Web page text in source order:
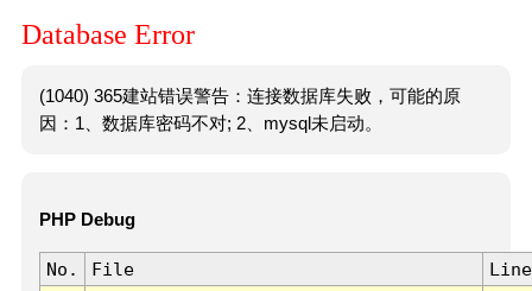
Database Error
(1040) 365建站错误警告：连接数据库失败，可能的原
因：1、数据库密码不对; 2、mysql未启动。
PHP Debug
No. File
Line